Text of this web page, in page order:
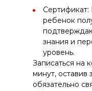
Сертификат:
ребенок
знания и
уровень.
Записаться на
минут,
обязательно